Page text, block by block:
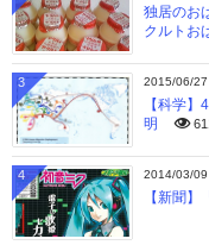
独居のお
クルトお
2015/06/27
【科学
明
3
2014/03/09
【新聞
4